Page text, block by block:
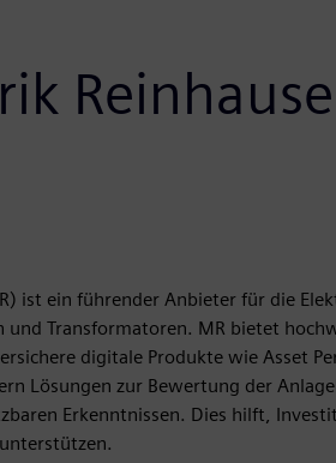
ist ein führender Anbieter für die
Transformatoren. MR bietet
digitale Produkte wie Asset
Lösungen zur Bewertung der
Erkenntnissen. Dies hilft,